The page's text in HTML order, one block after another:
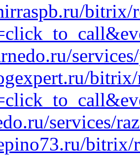
bitrix/
bitrix/
services/
bitrix/